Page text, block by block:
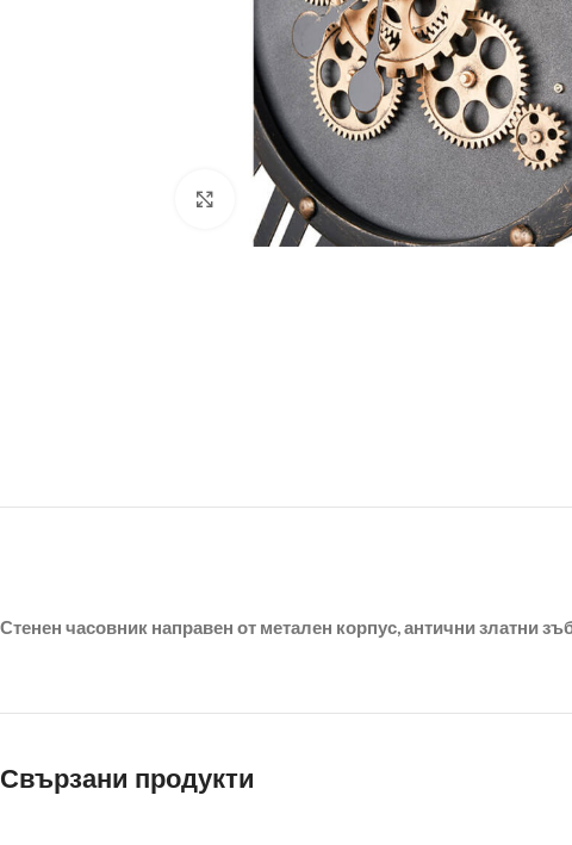
Щракнете за уголемяване
Стенен часовник направен от метален корпус, антични златни
Свързани продукти